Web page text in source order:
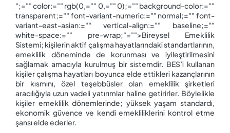
";="" color:="" rgb(0,="" 0,="" 0);="" background-color:=""
transparent;="" font-variant-numeric:="" normal;="" font-
variant-east-asian:="" vertical-align:="" baseline;=""
white-space:="" pre-wrap;"="">Bireysel Emeklilik
Sistemi; kişilerin aktif çalışma hayatlarındaki standartlarının,
emeklilik döneminde de korunması ve iyileştirilmesini
sağlamak amacıyla kurulmuş bir sistemdir. BES’i kullanan
kişiler çalışma hayatları boyunca elde ettikleri kazançlarının
bir kısmını, özel teşebbüsler olan emeklilik şirketleri
aracılığıyla uzun vadeli yatırımlar haline getirirler. Böylelikle
kişiler emeklilik dönemlerinde; yüksek yaşam standardı,
ekonomik güvence ve kendi emekliliklerini kontrol etme
şansı elde ederler.